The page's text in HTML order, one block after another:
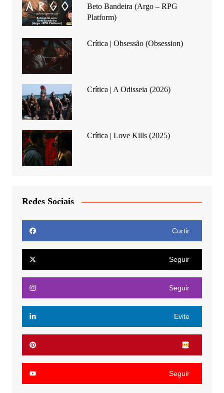
Beto Bandeira (Argo – RPG
Platform)
Crítica | Obsessão (Obsession)
Crítica | A Odisseia (2026)
Crítica | Love Kills (2025)
Redes Sociais
Curtir
Seguir
Seguir
Evite
Seguir